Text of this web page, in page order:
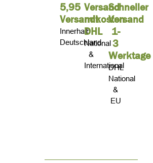
5,95
Versandkosten
Innerhalb
Deutschland
Versand
mit
DHL
National
&
International
Schneller
Versand
1-
3
Werktage
DHL
National
&
EU